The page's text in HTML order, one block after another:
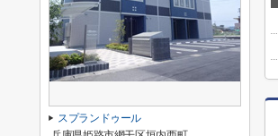
スプランドゥール